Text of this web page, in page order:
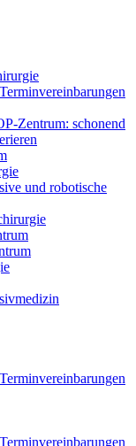
Zentrum: schonend
und robotische